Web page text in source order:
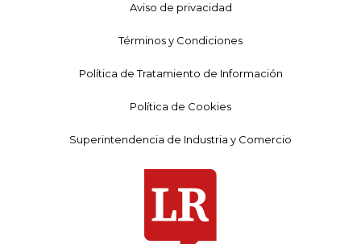
Aviso de privacidad
Términos y Condiciones
Política de Tratamiento de Información
Política de Cookies
Superintendencia de Industria y Comercio